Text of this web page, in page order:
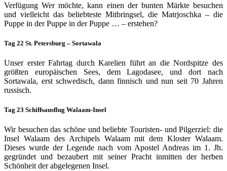
Verfügung Wer möchte, kann einen der bunten Märkte besuchen
und vielleicht das beliebteste Mitbring­sel, die Ma­trjoschka – die
Puppe in der Puppe in der Puppe … – erstehen?
Tag 22 St. Petersburg – Sortawala
Unser erster Fahrtag durch Karelien führt an die Nordspitze des
größten europäischen Sees, dem Lagodasee, und dort nach
Sortawala, erst schwedisch, dann finnisch und nun seit 70 Jahren
russisch.
Tag 23 Schiffsausflug Walaam-Insel
Wir besuchen das schöne und beliebte Touristen- und Pilgerziel: die
Insel Walaam des Archipels Walaam mit dem Kloster Walaam.
Dieses wurde der Legende nach vom Apostel Andreas im 1. Jh.
gegründet und bezaubert mit seiner Pracht inmitten der herben
Schönheit der abgelegenen Insel.